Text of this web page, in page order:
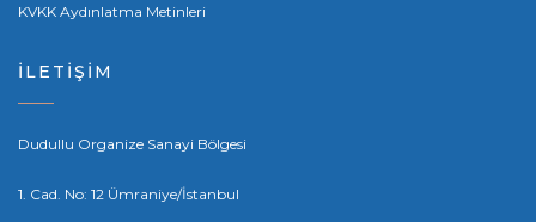
KVKK Aydınlatma Metinleri
İLETİŞİM
Dudullu Organize Sanayi Bölgesi
1. Cad. No: 12 Ümraniye/İstanbul